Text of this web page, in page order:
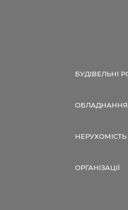
БУДІВЕЛЬНІ
ОБЛАДНАННЯ
НЕРУХОМІСТЬ
ОРГАНІЗАЦІЇ